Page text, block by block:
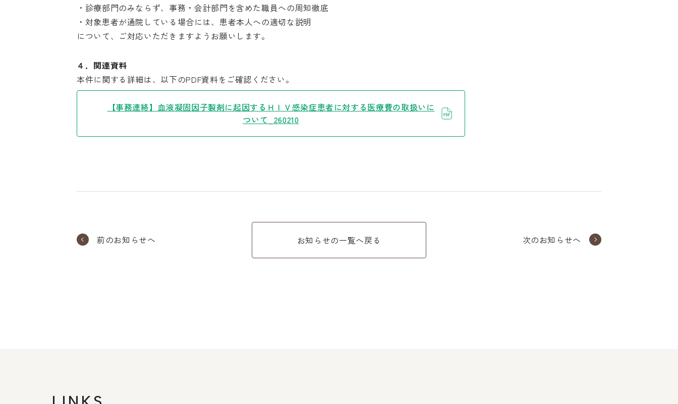
・診療部門のみならず、事務・会計部門を含めた職員への周知徹底
・対象患者が通院している場合には、患者本人への適切な説明
について、ご対応いただきますようお願いします。
４．関連資料
本件に関する詳細は、以下のPDF資料をご確認ください。
【事務連絡】血液凝固因子製剤に起因するＨＩＶ感染症患者に対する医療費の取扱いに
ついて_260210
前のお知らせへ お知らせの一覧へ戻る 次のお知らせへ